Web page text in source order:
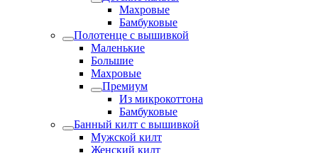
Махровые
Бамбуковые
Полотенце с вышивкой
Маленькие
Большие
Махровые
Премиум
Из микрокоттона
Бамбуковые
Банный килт с вышивкой
Мужской килт
Женский килт